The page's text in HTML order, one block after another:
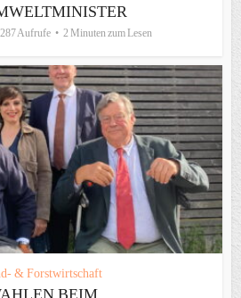
287 Aufrufe 2 Minuten zum Lesen
& Forstwirtschaft